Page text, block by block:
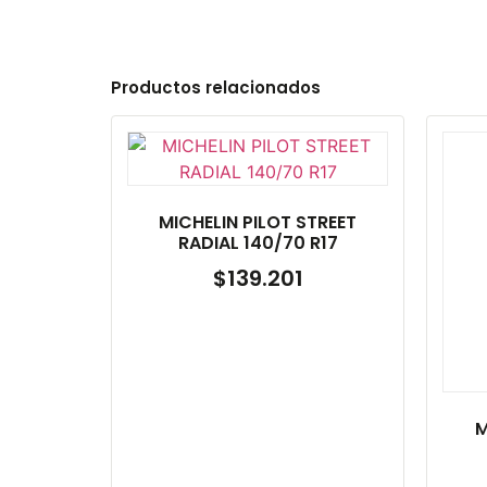
Productos relacionados
MICHELIN PILOT STREET
RADIAL 140/70 R17
$139.201